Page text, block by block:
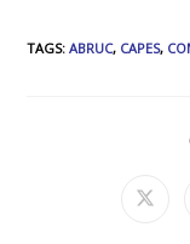
TAGS:ABRUC, CAPES,